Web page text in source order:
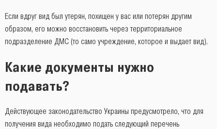
Если вдруг вид был утерян, похищен у вас или потерян другим
образом, его можно восстановить через территориальное
подразделение ДМС (то само учреждение, которое и выдает вид).
Какие документы нужно
подавать?
Действующее законодательство Украины предусмотрело, что для
получения вида необходимо подать следующий перечень